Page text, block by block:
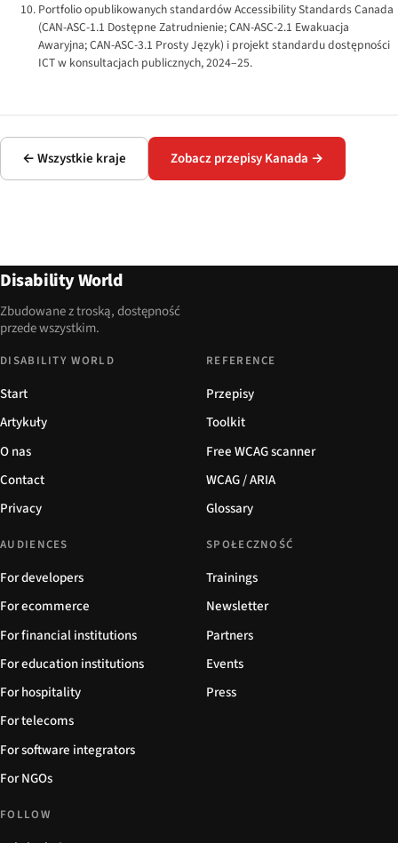
Portfolio opublikowanych standardów Accessibility Standards Canada
(CAN-ASC-1.1 Dostępne Zatrudnienie; CAN-ASC-2.1 Ewakuacja
Awaryjna; CAN-ASC-3.1 Prosty Język) i projekt standardu dostępności
ICT w konsultacjach publicznych, 2024–25.
← Wszystkie kraje Zobacz przepisy Kanada →
Disability World
Zbudowane z troską, dostępność
przede wszystkim.
DISABILITY WORLD
Start
Artykuły
O nas
Contact
Privacy
REFERENCE
Przepisy
Toolkit
Free WCAG scanner
WCAG / ARIA
Glossary
AUDIENCES
For developers
For ecommerce
For financial institutions
For education institutions
For hospitality
For telecoms
For software integrators
For NGOs
SPOŁECZNOŚĆ
Trainings
Newsletter
Partners
Events
Press
FOLLOW